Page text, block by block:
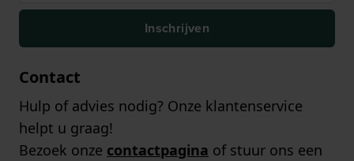
Inschrijven
Contact
Hulp of advies nodig? Onze klantenservice
helpt u graag!
Bezoek onze contactpagina of stuur ons een